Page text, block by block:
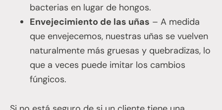
bacterias en lugar de hongos.
Envejecimiento de las uñas – A medida
que envejecemos, nuestras uñas se vuelven
naturalmente más gruesas y quebradizas, lo
que a veces puede imitar los cambios
fúngicos.